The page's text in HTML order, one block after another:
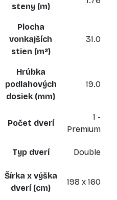
steny (m)
Plocha
vonkajších
stien (m²)
31.0
Hrúbka
podlahových
dosiek (mm)
19.0
Počet dverí
1 -
Premium
Typ dverí Double
Šírka x výška
dverí (cm)
198 x 160